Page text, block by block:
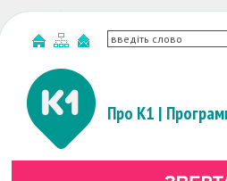
Про К1 |